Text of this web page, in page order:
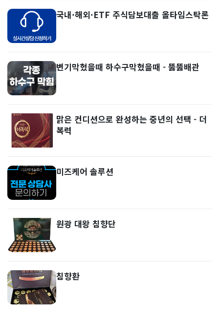
국내·해외·ETF 주식담보대출 올타임스탁론
변기막혔을때 하수구막혔을때 - 뚫뚫배관
맑은 컨디션으로 완성하는 중년의 선택 - 더
복력
미즈케어 솔루션
원광 대왕 침향단
침향환